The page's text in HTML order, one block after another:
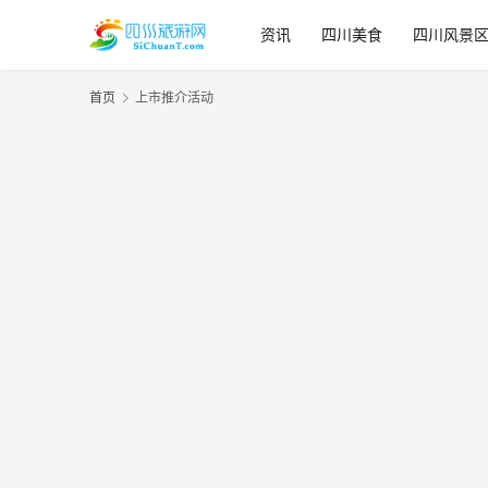
资讯 四川美食 四川风景区
首页 上市推介活动